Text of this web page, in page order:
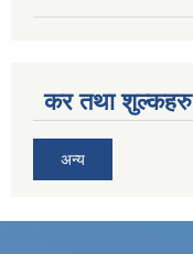
कर तथा शुल्कहरु
अन्य